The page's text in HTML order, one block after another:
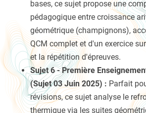
bases, ce sujet propose une
pédagogique entre croissance
géométrique (champignons),
QCM complet et d'un exercice
et la répétition d'épreuves.
Sujet 6 - Première
(Sujet 03 Juin 2025) : Parfait
révisions, ce sujet analyse le
thermique via les suites